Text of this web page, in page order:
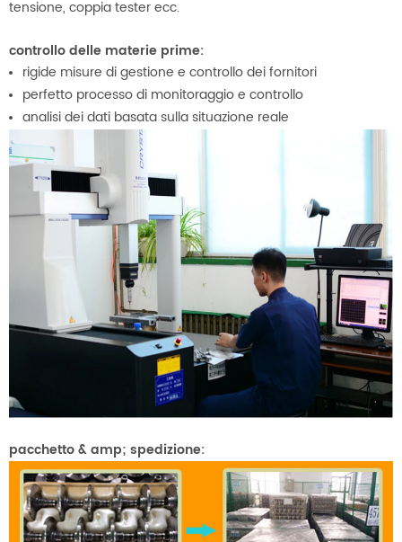
tensione, coppia tester ecc.
controllo delle materie prime:
rigide misure di gestione e controllo dei fornitori
perfetto processo di monitoraggio e controllo
analisi dei dati basata sulla situazione reale
pacchetto & amp; spedizione: